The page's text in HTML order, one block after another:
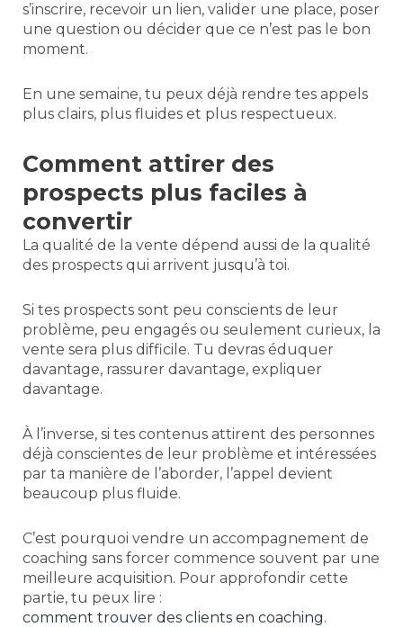
s’inscrire, recevoir un lien, valider une place, poser
une question ou décider que ce n’est pas le bon
moment.
En une semaine, tu peux déjà rendre tes appels
plus clairs, plus fluides et plus respectueux.
Comment attirer des
prospects plus faciles à
convertir
La qualité de la vente dépend aussi de la qualité
des prospects qui arrivent jusqu’à toi.
Si tes prospects sont peu conscients de leur
problème, peu engagés ou seulement curieux, la
vente sera plus difficile. Tu devras éduquer
davantage, rassurer davantage, expliquer
davantage.
À l’inverse, si tes contenus attirent des personnes
déjà conscientes de leur problème et intéressées
par ta manière de l’aborder, l’appel devient
beaucoup plus fluide.
C’est pourquoi vendre un accompagnement de
coaching sans forcer commence souvent par une
meilleure acquisition. Pour approfondir cette
partie, tu peux lire :
comment trouver des clients en coaching.